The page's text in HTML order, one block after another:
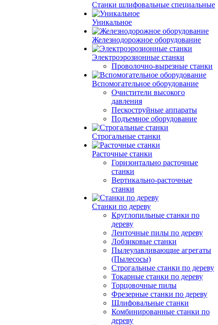
Станки шлифовальные специальные
Уникальное
Железнодорожное оборудование
Электроэрозионные станки
Проволочно-вырезные станки
Вспомогательное оборудование
Очистители высокого
давления
Пескоструйные аппараты
Подъемное оборудование
Строгальные станки
Расточные станки
Горизонтально расточные
станки
Вертикально-расточные
станки
Станки по дереву
Круглопильные станки по
дереву
Ленточные пилы по дереву
Лобзиковые станки
Пылеулавливающие агрегаты
(Пылесосы)
Строгальные станки по дереву
Токарные станки по дереву
Торцовочные пилы
Фрезерные станки по дереву
Шлифовальные станки
Комбинированные станки по
дереву